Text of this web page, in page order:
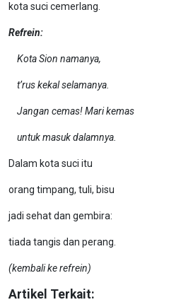
kota suci cemerlang.
Refrein:
Kota Sion namanya,
t’rus kekal selamanya.
Jangan cemas! Mari kemas
untuk masuk dalamnya.
Dalam kota suci itu
orang timpang, tuli, bisu
jadi sehat dan gembira:
tiada tangis dan perang.
(kembali ke refrein)
Artikel Terkait: